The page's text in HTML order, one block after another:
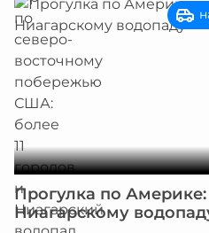
Прогулка по
Ниагарскому